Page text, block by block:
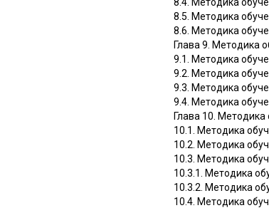
8.5. Методика
8.6. Методика
Глава 9. Методика
9.1. Методика
9.2. Методика
9.3. Методика
9.4. Методика
Глава 10. Методика
10.1. Методика
10.2. Методика
10.3. Методика
10.3.1. Методика
10.3.2. Методика
10.4. Методика